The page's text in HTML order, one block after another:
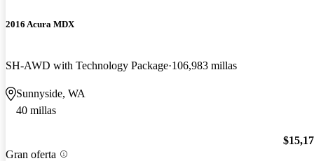
2016 Acura MDX
SH-AWD with Technology Package 106,983 millas
Sunnyside, WA
40 millas
Gran oferta